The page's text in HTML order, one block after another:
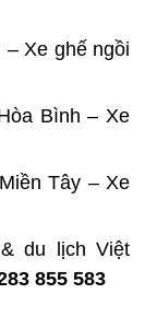
Xe ghế ngồi
Bình – Xe
Tây – Xe
du lịch Việt
855 583